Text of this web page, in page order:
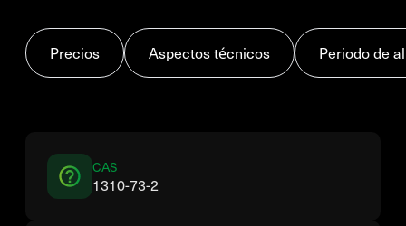
Precios Aspectos técnicos Periodo de
CAS
1310-73-2